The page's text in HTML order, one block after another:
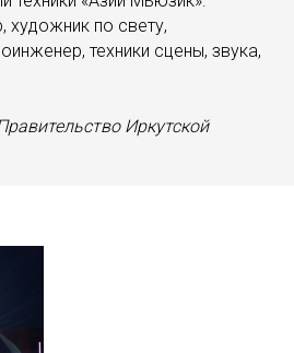
художник по свету,
техники сцены, звука,
Иркутской